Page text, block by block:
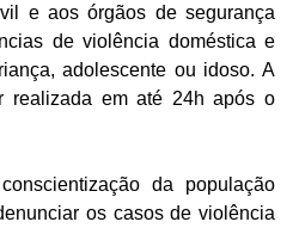
e aos órgãos de segurança
de violência doméstica e
adolescente ou idoso. A
realizada em até 24h após o
da população
os casos de violência